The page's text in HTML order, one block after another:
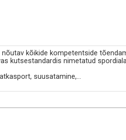
kõikide kompetentside
kutsestandardis nimetatud
suusatamine,...